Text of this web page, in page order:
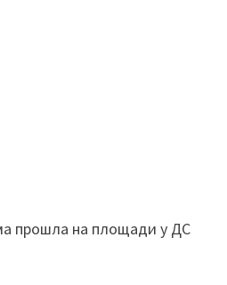
прошла на площади у ДС